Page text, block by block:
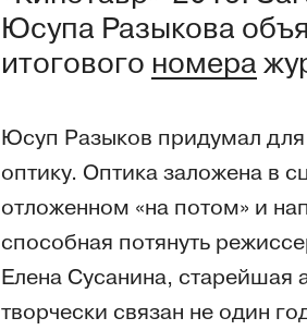
Юсупа Разыкова
итогового номера
Юсуп Разыков придумал
оптику. Оптика заложена в
отложенном «на потом» и
способная потянуть
Елена Сусанина, старейшая
творчески связан не один